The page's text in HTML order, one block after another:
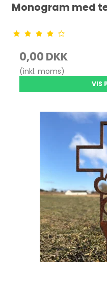
Monogram med
0,00 DKK
(inkl. moms)
VIS